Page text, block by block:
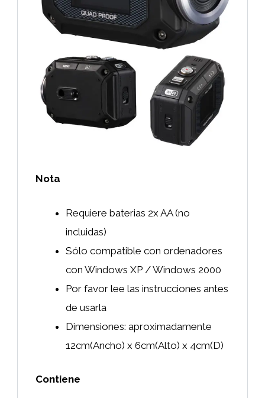
Nota
Requiere baterias 2x AA (no
incluidas)
Sólo compatible con ordenadores
con Windows XP / Windows 2000
Por favor lee las instrucciones antes
de usarla
Dimensiones: aproximadamente
12cm(Ancho) x 6cm(Alto) x 4cm(D)
Contiene